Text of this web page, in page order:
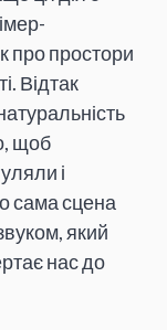
про простори
Відтак
щоб
і
сама сцена
який
нас до